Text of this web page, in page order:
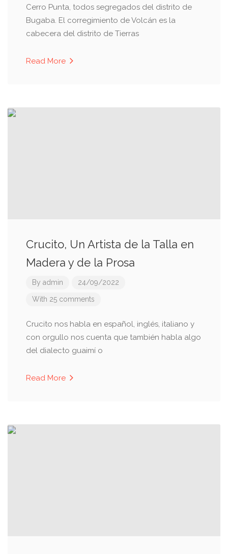
Cerro Punta, todos segregados del distrito de
Bugaba. El corregimiento de Volcán es la
cabecera del distrito de Tierras
Read More
Crucito, Un Artista de la Talla en
Madera y de la Prosa
By admin 24/09/2022
With 25 comments
Crucito nos habla en español, inglés, italiano y
con orgullo nos cuenta que también habla algo
del dialecto guaimí o
Read More